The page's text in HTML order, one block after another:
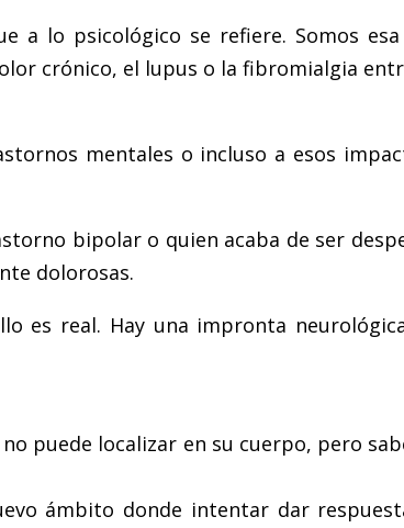
lo psicológico se refiere. Somos
crónico, el lupus o la fibromialgia
mentales o incluso a esos
bipolar o quien acaba de ser
dolorosas.
es real. Hay una impronta
puede localizar en su cuerpo, pero
ámbito donde intentar dar